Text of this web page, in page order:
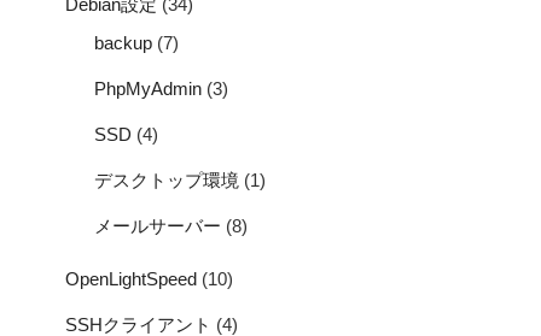
Debian設定 (34)
backup (7)
PhpMyAdmin (3)
SSD (4)
デスクトップ環境 (1)
メールサーバー (8)
OpenLightSpeed (10)
SSHクライアント (4)